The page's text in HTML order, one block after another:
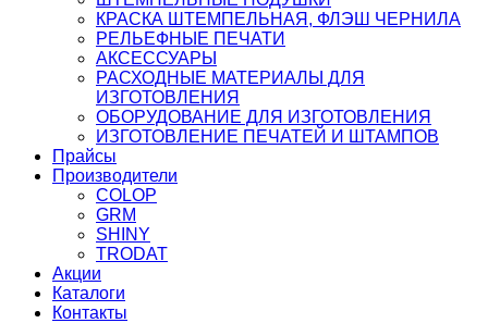
КРАСКА ШТЕМПЕЛЬНАЯ, ФЛЭШ ЧЕРНИЛА
РЕЛЬЕФНЫЕ ПЕЧАТИ
АКСЕССУАРЫ
РАСХОДНЫЕ МАТЕРИАЛЫ ДЛЯ
ИЗГОТОВЛЕНИЯ
ОБОРУДОВАНИЕ ДЛЯ ИЗГОТОВЛЕНИЯ
ИЗГОТОВЛЕНИЕ ПЕЧАТЕЙ И ШТАМПОВ
Прайсы
Производители
COLOP
GRM
SHINY
TRODAT
Акции
Каталоги
Контакты